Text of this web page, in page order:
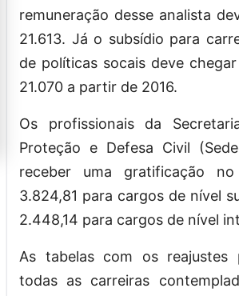
remuneração desse analista
21.613. Já o subsídio para
de políticas socais deve
21.070 a partir de 2016.
Os profissionais da
Proteção e Defesa Civil
receber uma gratificação
3.824,81 para cargos de nível
2.448,14 para cargos de nível
As tabelas com os reajustes
todas as carreiras